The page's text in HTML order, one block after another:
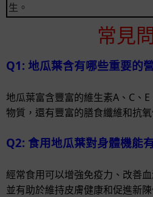
生。
常見
Q1: 地瓜葉含有哪些重要的
地瓜葉富含豐富的維生素A、C、
物質，還有豐富的膳食纖維和抗氧
Q2: 食用地瓜葉對身體機能
經常食用可以增強免疫力、改善
並有助於維持皮膚健康和促進新陳